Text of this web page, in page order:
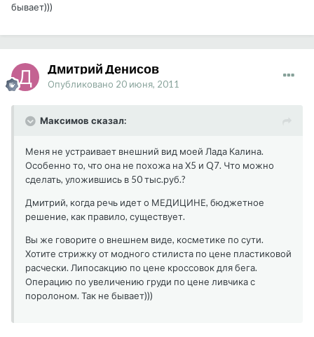
бывает)))
Дмитрий Денисов
Опубликовано 20 июня, 2011
Максимов сказал:
Меня не устраивает внешний вид моей Лада Калина.
Особенно то, что она не похожа на Х5 и Q7. Что можно
сделать, уложившись в 50 тыс.руб.?
Дмитрий, когда речь идет о МЕДИЦИНЕ, бюджетное
решение, как правило, существует.
Вы же говорите о внешнем виде, косметике по сути.
Хотите стрижку от модного стилиста по цене пластиковой
расчески. Липосакцию по цене кроссовок для бега.
Операцию по увеличению груди по цене ливчика с
поролоном. Так не бывает)))